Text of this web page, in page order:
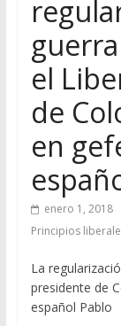
el
de
en
enero 1, 2018
Principios
La
presidente de
español Pablo